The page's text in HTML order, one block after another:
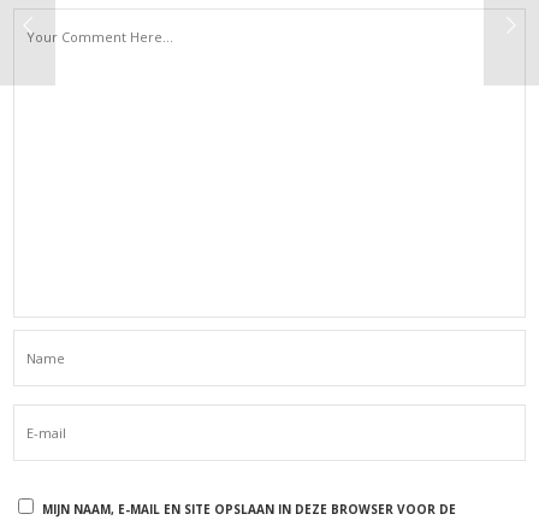
MIJN NAAM, E-MAIL EN SITE OPSLAAN IN DEZE BROWSER VOOR DE